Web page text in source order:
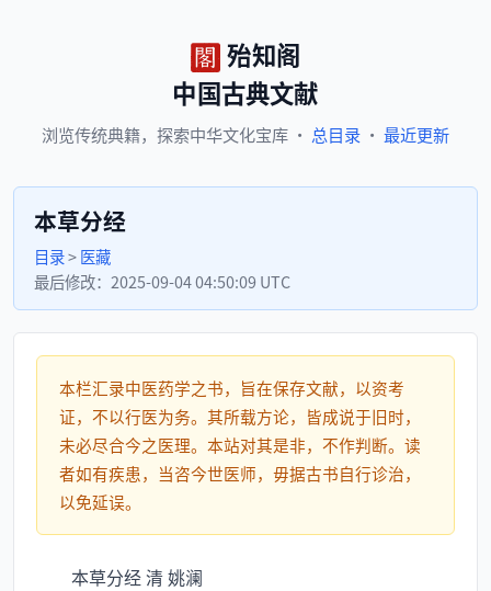
殆知阁
中国古典文献
浏览传统典籍， 探索中华文化宝库 · 总目录 · 最近更新
本草分经
目录>医藏
最后修改： 2025-09-04 04:50:09 UTC
本栏汇录中医药学之书，旨在保存文献，以资考
证，不以行医为务。其所载方论，皆成说于旧时，
未必尽合今之医理。本站对其是非，不作判断。读
者如有疾患，当咨今世医师，毋据古书自行诊治，
以免延误。
本草分经 清 姚澜